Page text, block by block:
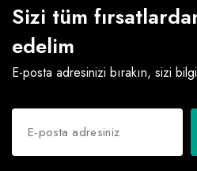
Sizi tüm
edelim
E-posta adresinizi bırakın, sizi